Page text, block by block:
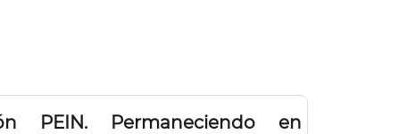
PEIN. Permaneciendo en